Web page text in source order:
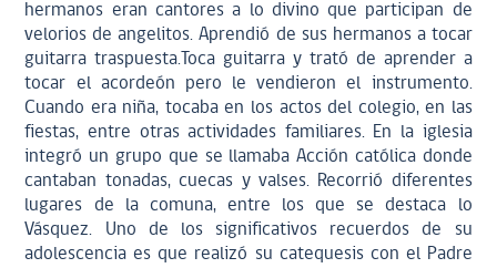
hermanos eran cantores a lo divino que participan de
velorios de angelitos. Aprendió de sus hermanos a tocar
guitarra traspuesta.Toca guitarra y trató de aprender a
tocar el acordeón pero le vendieron el instrumento.
Cuando era niña, tocaba en los actos del colegio, en las
fiestas, entre otras actividades familiares. En la iglesia
integró un grupo que se llamaba Acción católica donde
cantaban tonadas, cuecas y valses. Recorrió diferentes
lugares de la comuna, entre los que se destaca lo
Vásquez. Uno de los significativos recuerdos de su
adolescencia es que realizó su catequesis con el Padre